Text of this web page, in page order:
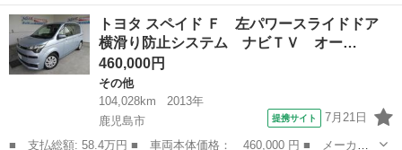
名： トヨタ ■ 車種名： ピクシスエポック ■ グレード名：
Ｇ スマートキー アイドリングストップ 電動格納ミラー ＣＶ
Ｔ 盗難防止システム...
宮崎 宮崎市 その他
トヨタ スペイド Ｆ 左パワースライドドア
横滑り防止システム ナビＴＶ オー…
460,000円
その他
104,028km
2013年
鹿児島市
提携サイト 7月21日
■ 支払総額: 58.4万円 ■ 車両本体価格： 460,000 円 ■ メーカー